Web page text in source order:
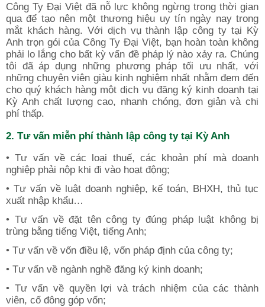
Công Ty Đại Việt đã nỗ lực không ngừng trong thời gian
qua để tạo nên một thương hiệu uy tín ngày nay trong
mắt khách hàng. Với dịch vụ thành lập công ty tại Kỳ
Anh trọn gói của Công Ty Đại Việt, bạn hoàn toàn không
phải lo lắng cho bất kỳ vấn đề pháp lý nào xảy ra. Chúng
tôi đã áp dụng những phương pháp tối ưu nhất, với
những chuyên viên giàu kinh nghiệm nhất nhằm đem đến
cho quý khách hàng một dịch vụ đăng ký kinh doanh tại
Kỳ Anh chất lượng cao, nhanh chóng, đơn giản và chi
phí thấp.
2. Tư vấn miễn phí thành lập công ty tại Kỳ Anh
• Tư vấn về các loại thuế, các khoản phí mà doanh
nghiệp phải nộp khi đi vào hoạt động;
• Tư vấn về luật doanh nghiệp, kế toán, BHXH, thủ tục
xuất nhập khẩu…
• Tư vấn về đặt tên công ty đúng pháp luật không bị
trùng bằng tiếng Việt, tiếng Anh;
• Tư vấn về vốn điều lệ, vốn pháp định của công ty;
• Tư vấn về ngành nghề đăng ký kinh doanh;
• Tư vấn về quyền lợi và trách nhiệm của các thành
viên, cổ đông góp vốn;